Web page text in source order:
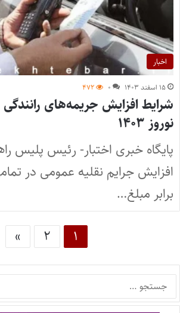
اخبار
۱۵ اسفند ۱۴۰۳ ۰ ۴۷۲
شرایط افزایش جریمه‌های
نوروز ۱۴۰۳
پایگاه خبری اختبار- رئیس پلیس
برابر مبلغ…
۱ ۲ »